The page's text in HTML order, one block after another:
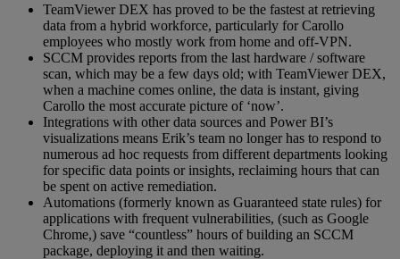
TeamViewer DEX has proved to be the fastest at retrieving
data from a hybrid workforce, particularly for Carollo
employees who mostly work from home and off-VPN.
SCCM provides reports from the last hardware / software
scan, which may be a few days old; with TeamViewer DEX,
when a machine comes online, the data is instant, giving
Carollo the most accurate picture of ‘now’.
Integrations with other data sources and Power BI’s
visualizations means Erik’s team no longer has to respond to
numerous ad hoc requests from different departments looking
for specific data points or insights, reclaiming hours that can
be spent on active remediation.
Automations (formerly known as Guaranteed state rules) for
applications with frequent vulnerabilities, (such as Google
Chrome,) save “countless” hours of building an SCCM
package, deploying it and then waiting.